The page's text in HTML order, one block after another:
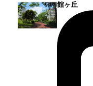
館ヶ丘